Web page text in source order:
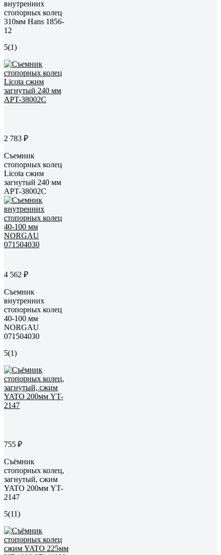
внутренних
стопорных колец
310мм Hans 1856-
12
5(1)
2 783 ₽
Съемник
стопорных колец
Licota сжим
загнутый 240 мм
APT-38002C
4 562 ₽
Съемник
внутренних
стопорных колец
40-100 мм
NORGAU
071504030
5(1)
755 ₽
Съёмник
стопорных колец,
загнутый, сжим
YATO 200мм YT-
2147
5(11)